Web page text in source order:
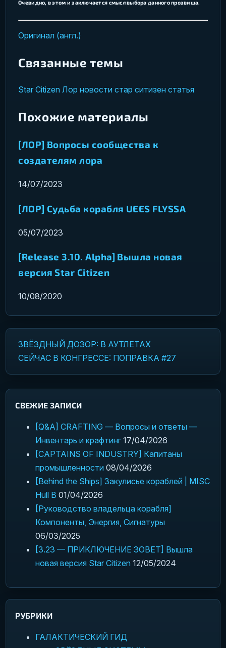
Очевидно, в этом и заключается смысл выбора данного прозвища.
Оригинал (англ.)
Связанные темы
Star Citizen Лор новости стар ситизен статья
Похожие материалы
[ЛОР] Вопросы сообщества к
создателям лора
14/07/2023
[ЛОР] Судьба корабля UEES FLYSSA
05/07/2023
[Release 3.10. Alpha] Вышла новая
версия Star Citizen
10/08/2020
Навигация по записям
ЗВЁЗДНЫЙ ДОЗОР: В АУТЛЕТАХ
СЕЙЧАС В КОНГРЕССЕ: ПОПРАВКА #27
СВЕЖИЕ ЗАПИСИ
[Q&A] CRAFTING — Вопросы и ответы —
Инвентарь и крафтинг 17/04/2026
[CAPTAINS OF INDUSTRY] Капитаны
промышленности 08/04/2026
[Behind the Ships] Закулисье кораблей | MISC
Hull B 01/04/2026
[Руководство владельца корабля]
Компоненты, Энергия, Сигнатуры
06/03/2025
[3.23 — ПРИКЛЮЧЕНИЕ ЗОВЕТ] Вышла
новая версия Star Citizen 12/05/2024
РУБРИКИ
ГАЛАКТИЧЕСКИЙ ГИД